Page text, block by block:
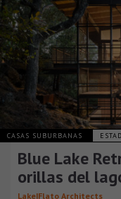
CASAS SUBURBANAS
Blue Lake
orillas del
Lake|Flato Architects